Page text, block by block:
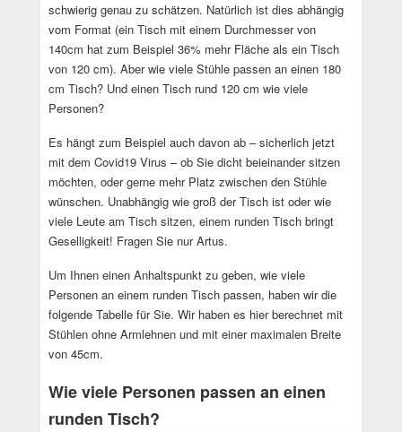
schwierig genau zu schätzen. Natürlich ist dies abhängig
vom Format (ein Tisch mit einem Durchmesser von
140cm hat zum Beispiel 36% mehr Fläche als ein Tisch
von 120 cm). Aber wie viele Stühle passen an einen 180
cm Tisch? Und einen Tisch rund 120 cm wie viele
Personen?
Es hängt zum Beispiel auch davon ab – sicherlich jetzt
mit dem Covid19 Virus – ob Sie dicht beieinander sitzen
möchten, oder gerne mehr Platz zwischen den Stühle
wünschen. Unabhängig wie groß der Tisch ist oder wie
viele Leute am Tisch sitzen, einem runden Tisch bringt
Geselligkeit! Fragen Sie nur Artus.
Um Ihnen einen Anhaltspunkt zu geben, wie viele
Personen an einem runden Tisch passen, haben wir die
folgende Tabelle für Sie. Wir haben es hier berechnet mit
Stühlen ohne Armlehnen und mit einer maximalen Breite
von 45cm.
Wie viele Personen passen an einen
runden Tisch?